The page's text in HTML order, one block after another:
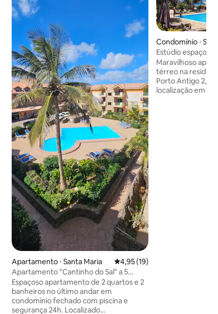
Apartamento ⋅ Santa Maria 4,95 de uma avaliação média
4,95 (19)
Apartamento "Cantinho do Sal" a 5
minutos da praia
Espaçoso apartamento de 2 quartos e 2
banheiros no último andar em
condomínio fechado com piscina e
segurança 24h. Localizado
Condomínio ⋅
Estúdio espaçoso
para a piscina, Wi-
Maravilhoso
térreo na
Porto Antigo 2,
localização em